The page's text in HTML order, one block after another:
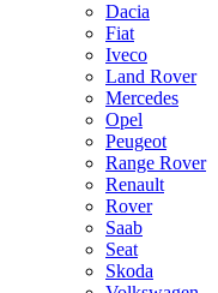
Dacia
Fiat
Iveco
Land Rover
Mercedes
Opel
Peugeot
Range Rover
Renault
Rover
Saab
Seat
Skoda